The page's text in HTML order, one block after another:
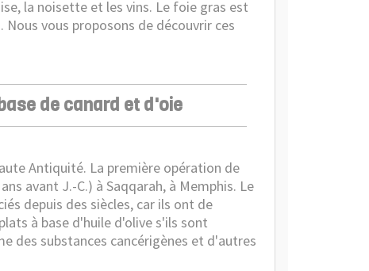
la noisette et les vins. Le foie gras est
vous proposons de découvrir ces
de canard et d'oie
Antiquité. La première opération de
avant J.-C.) à Saqqarah, à Memphis. Le
depuis des siècles, car ils ont de
à base d'huile d'olive s'ils sont
des substances cancérigènes et d'autres